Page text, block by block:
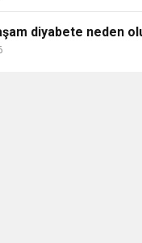
diyabete neden